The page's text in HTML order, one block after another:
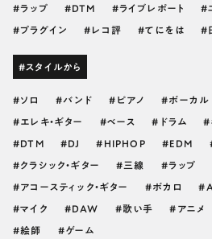
ラップ DTM ライブレポート
プラグイン レコ評 てにをは
#スタイルから
ソロ バンド ピアノ ボーカル
エレキ・ギター ベース ドラム
DTM DJ HIPHOP EDM
クラシック・ギター 三線 ラップ
アコースティック・ギター ボカロ
マイク DAW 歌い手 アニメ
絵師 ゲーム